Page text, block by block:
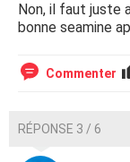
Non, il faut juste
bonne seamine
Commenter
RÉPONSE 3 / 6